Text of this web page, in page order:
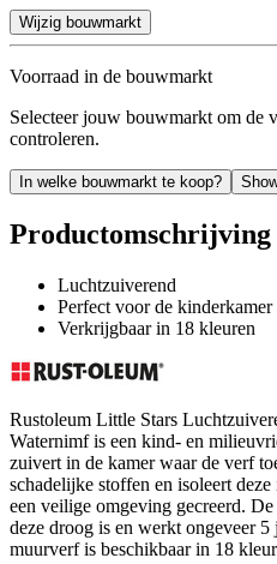
Wijzig bouwmarkt
Voorraad in de bouwmarkt
Selecteer jouw bouwmarkt om de
controleren.
In welke bouwmarkt te koop?
Productomschrijving
Luchtzuiverend
Perfect voor de kinderkamer
Verkrijgbaar in 18 kleuren
Rustoleum Little Stars
Waternimf is een kind- en
zuivert in de kamer waar de verf
schadelijke stoffen en isoleert
een veilige omgeving gecreerd.
deze droog is en werkt ongeveer
muurverf is beschikbaar in 18